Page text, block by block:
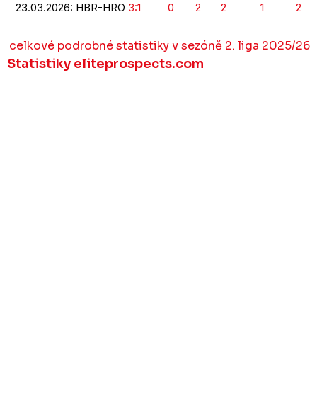
23.03.2026: HBR-HRO 3:1 0 2 2 1 2
celkové podrobné statistiky v sezóně 2. liga 2025/26
Statistiky eliteprospects.com